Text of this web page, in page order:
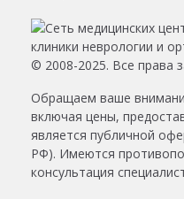
© 2008-2025. Все права
Обращаем ваше
включая цены,
является публичной
РФ). Имеются
консультация